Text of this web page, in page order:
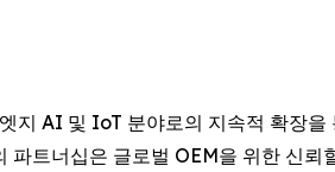
AI 및 IoT 분야로의 지속적 확장을
트너십은 글로벌 OEM을 위한 신뢰